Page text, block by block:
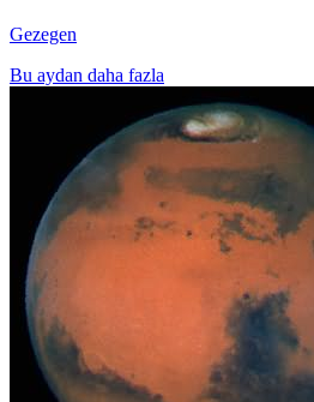
Gezegen
Bu aydan daha fazla